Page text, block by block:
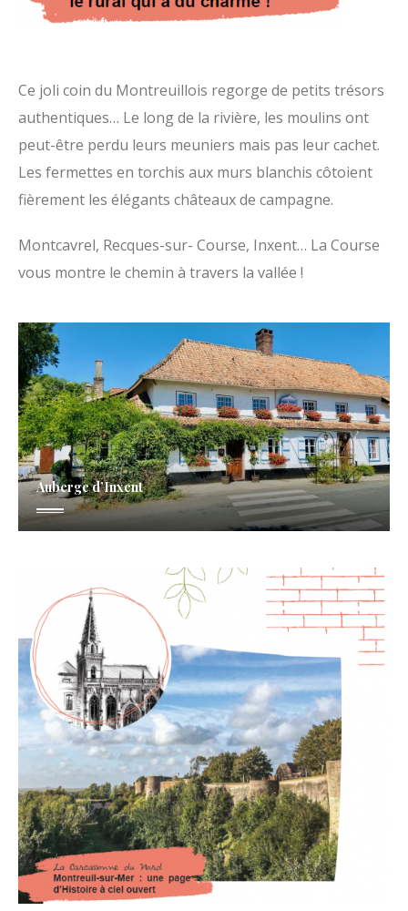
Ce joli coin du Montreuillois regorge de petits trésors
authentiques… Le long de la rivière, les moulins ont
peut-être perdu leurs meuniers mais pas leur cachet.
Les fermettes en torchis aux murs blanchis côtoient
fièrement les élégants châteaux de campagne.
Montcavrel, Recques-sur- Course, Inxent… La Course
vous montre le chemin à travers la vallée !
Auberge d’Inxent